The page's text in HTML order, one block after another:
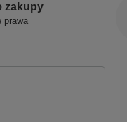
zakupy
prawa